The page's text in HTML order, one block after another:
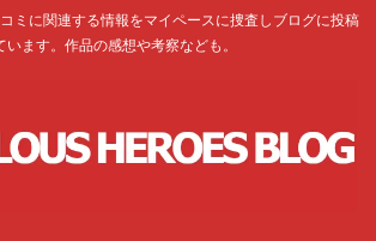
ミに関連する情報をマイペースに捜査しブログに投稿
います。作品の感想や考察なども。